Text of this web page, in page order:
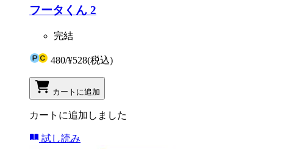
フータくん 2
完結
480/¥528(税込)
カートに追加
カートに追加しました
試し読み